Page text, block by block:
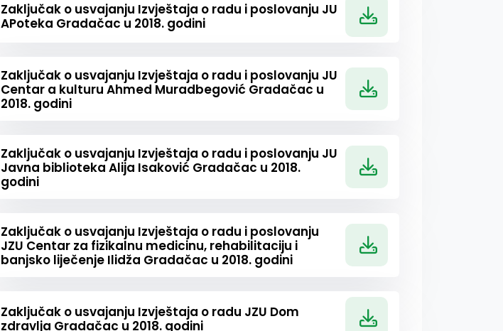
Zaključak o usvajanju Izvještaja o radu i poslovanju JU
APoteka Gradačac u 2018. godini
Zaključak o usvajanju Izvještaja o radu i poslovanju JU
Centar a kulturu Ahmed Muradbegović Gradačac u
2018. godini
Zaključak o usvajanju Izvještaja o radu i poslovanju JU
Javna biblioteka Alija Isaković Gradačac u 2018.
godini
Zaključak o usvajanju Izvještaja o radu i poslovanju
JZU Centar za fizikalnu medicinu, rehabilitaciju i
banjsko liječenje Ilidža Gradačac u 2018. godini
Zaključak o usvajanju Izvještaja o radu JZU Dom
zdravlja Gradačac u 2018. godini